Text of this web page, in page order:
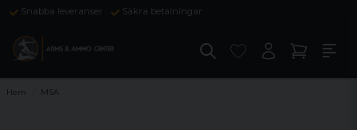
Snabba leveranser Säkra betalningar
Hem MSA